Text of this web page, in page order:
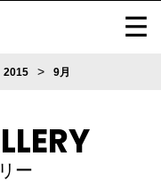
2015 > 9月
ー